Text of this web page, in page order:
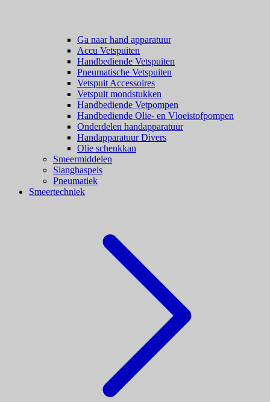
Ga naar hand apparatuur
Accu Vetspuiten
Handbediende Vetspuiten
Pneumatische Vetspuiten
Vetspuit Accessoires
Vetspuit mondstukken
Handbediende Vetpompen
Handbediende Olie- en Vloeistofpompen
Onderdelen handapparatuur
Handapparatuur Divers
Olie schenkkan
Smeermiddelen
Slanghaspels
Pneumatiek
Smeertechniek